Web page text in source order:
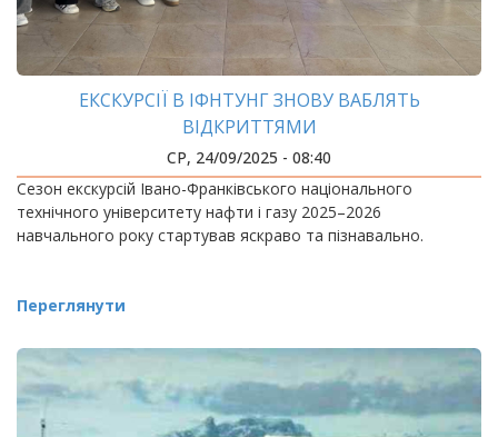
ЕКСКУРСІЇ В ІФНТУНГ ЗНОВУ ВАБЛЯТЬ
ВІДКРИТТЯМИ
СР, 24/09/2025 - 08:40
Сезон екскурсій Івано-Франківського національного
технічного університету нафти і газу 2025–2026
навчального року стартував яскраво та пізнавально.
Переглянути